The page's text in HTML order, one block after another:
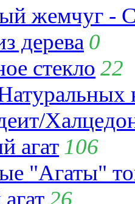
жемчуг -
дерева 0
стекло 22
агат 106
"Агаты"
26